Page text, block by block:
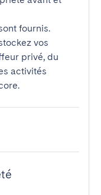
fournis.
vos
privé, du
activités